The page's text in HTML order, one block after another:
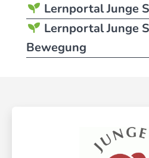
Lernportal Junge
Lernportal Junge
Bewegung